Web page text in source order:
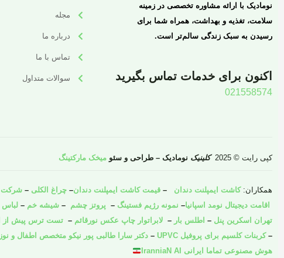
نومادیک با ارائه مشاوره تخصصی در زمینه
سلامت، تغذیه و بهداشت، همراه شما برای
رسیدن به سبک زندگی سالم‌تر است.
اکنون برای خدمات تماس بگیرید
021558574
مجله
درباره ما
تماس با ما
سوالات متداول
کپی رایت © 2025 کلینیک نومادیک – طراحی و سئو میخک مارکتینگ
همکاران: کاشت ایمپلنت دندان – قیمت کاشت ایمپلنت دندان– چراغ الکلی – شرکت
اقامت دیجیتال نومد اسپانیا– نمونه رژیم فستینگ – پروتز چشم – شیشه خم – لباس
تهران اسکرین پنل – اطلس بار – لابراتوار چاپ عکس نورقائم – تست ترس پیش از
–کربنات کلسیم برای پروفیل UPVC – دکتر سارا طالبی پور نیکو متخصص اطفال و
هوش مصنوعی تماما ایرانی IranniaN AI